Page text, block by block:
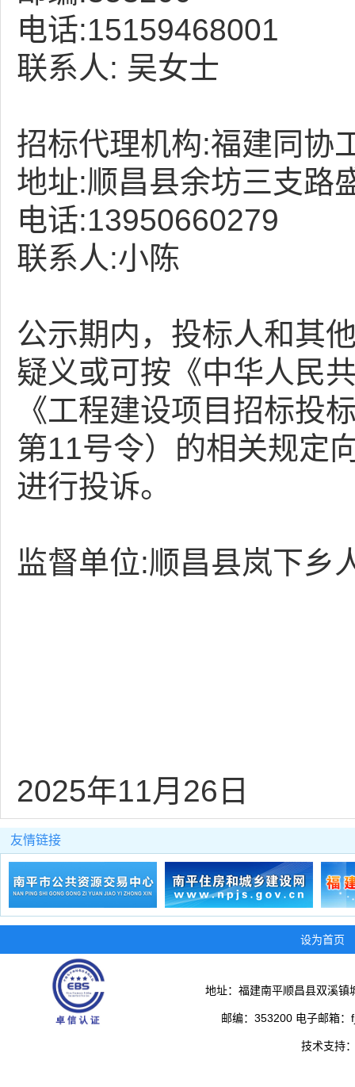
电话:15159468001
联系人: 吴女士
招标代理机构:福建同协
地址:顺昌县余坊三支路
电话:13950660279
联系人:小陈
公示期内，投标人和其
疑义或可按《中华人民
《工程建设项目招标投
第11号令）的相关规定
进行投诉。
监督单位:顺昌县岚下乡
2025年11月26日
友情链接
设为首页
地址：福建南平顺昌县双溪
邮编：353200 电子邮箱
技术支持